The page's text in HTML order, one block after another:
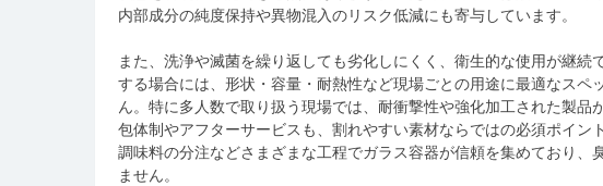
内部成分の純度保持や異物混入のリスク低減にも寄与しています。
また、洗浄や滅菌を繰り返しても劣化しにくく、衛生的な使用が継
する場合には、形状・容量・耐熱性など現場ごとの用途に最適なス
ん。特に多人数で取り扱う現場では、耐衝撃性や強化加工された製品
包体制やアフターサービスも、割れやすい素材ならではの必須ポイン
調味料の分注などさまざまな工程でガラス容器が信頼を集めており、
ません。